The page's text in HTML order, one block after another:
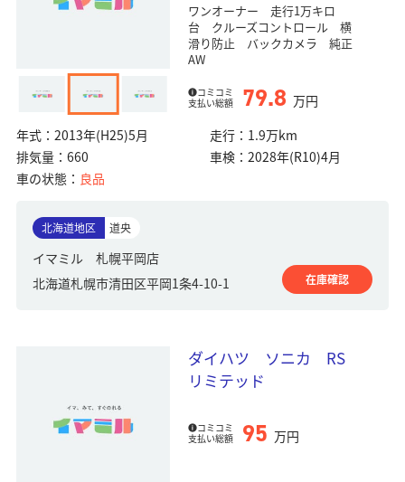
ワンオーナー 走行1万キロ
台 クルーズコントロール 横
滑り防止 バックカメラ 純正
AW
コミコミ
支払い総額
79.8 万円
年式： 2013年(H25)5月 走行： 1.9万km
排気量： 660 車検：2028年(R10)4月
車の状態： 良品
北海道地区 道央
イマミル 札幌平岡店
北海道札幌市清田区平岡1条4-10-1
在庫確認
ダイハツ ソニカ RS
リミテッド
コミコミ
支払い総額
95 万円